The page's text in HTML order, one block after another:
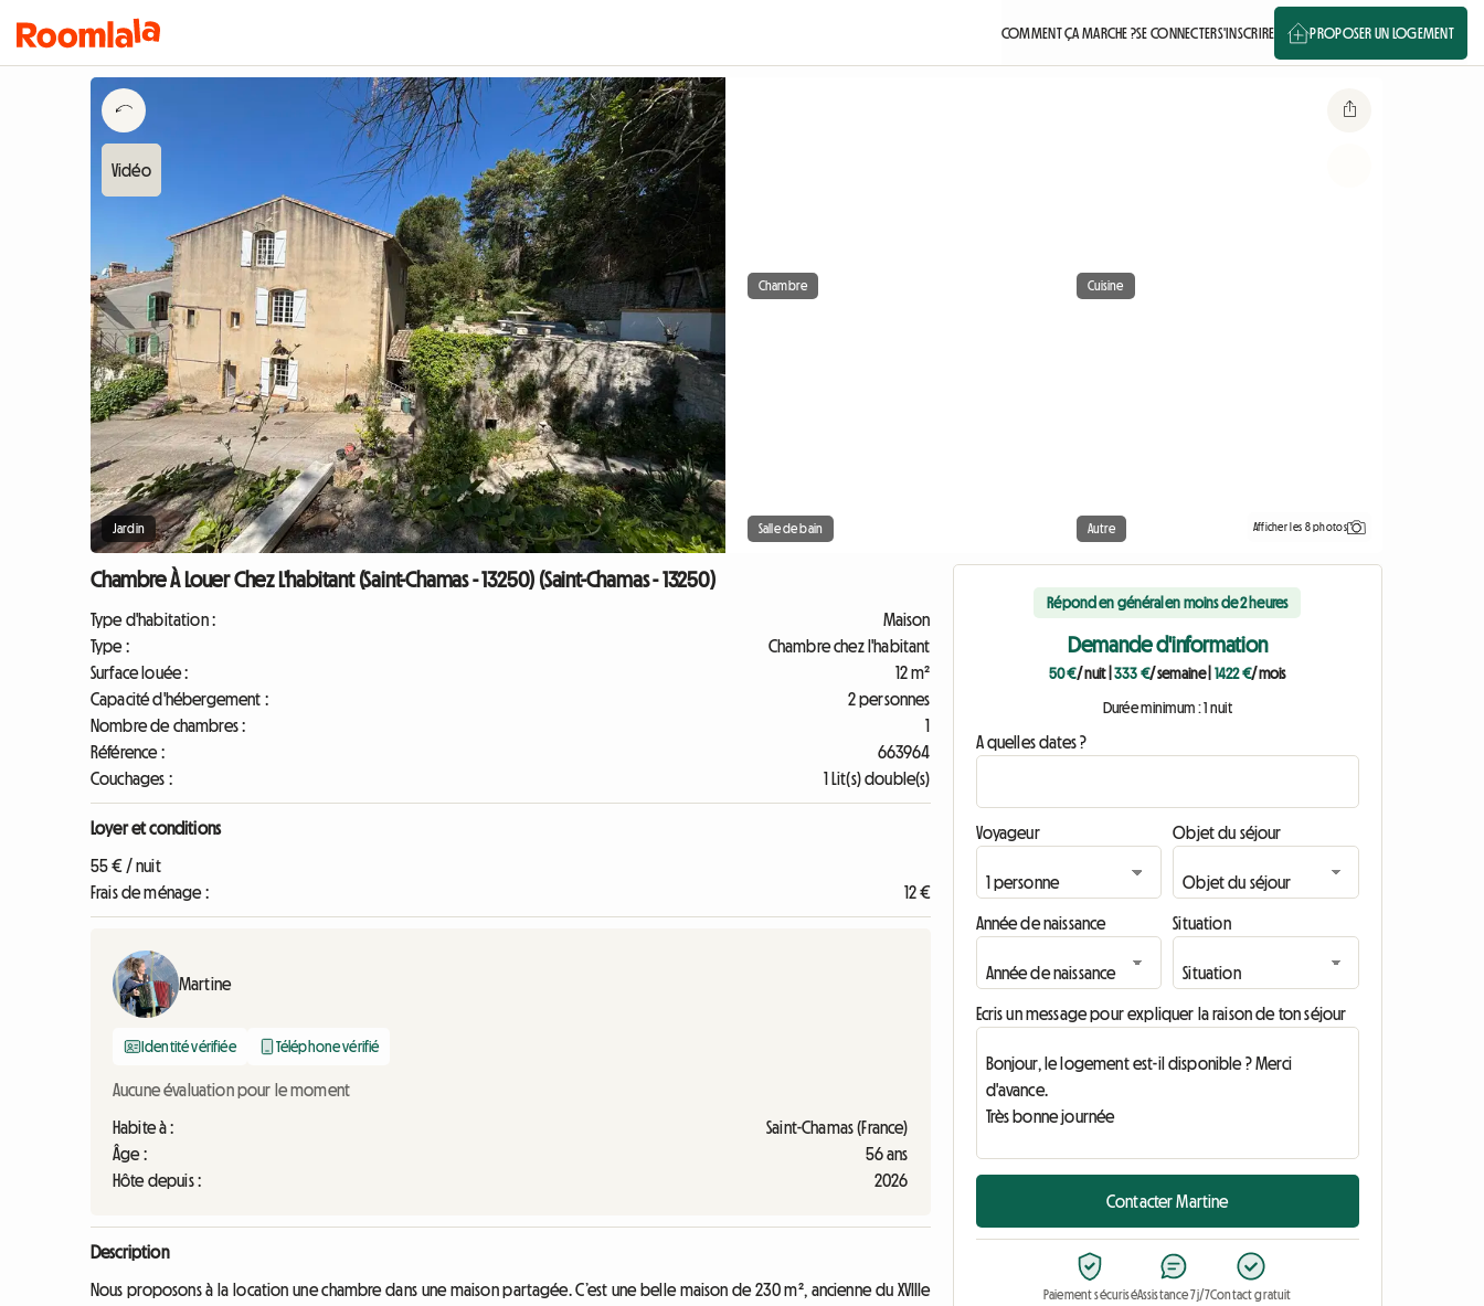
COMMENT ÇA MARCHE ?SE CONNECTERS'INSCRIRE PROPOSER UN LOGEMENT
Jardin
Chambre Cuisine
Salle de bain Autre Afficher les 8 photos
Chambre À Louer Chez L'habitant (Saint-Chamas - 13250) (Saint-Chamas - 13250)
Type d'habitation :
Maison
Type :
Chambre chez l'habitant
Surface louée :
12 m²
Capacité d'hébergement :
2 personnes
Nombre de chambres :
1
Référence :
663964
Couchages :
1 Lit(s) double(s)
Loyer et conditions
55 € / nuit
Frais de ménage :
12 €
Martine
Identité vérifiée Téléphone vérifié
Aucune évaluation pour le moment
Habite à :
Saint-Chamas (France)
Âge :
56 ans
Hôte depuis :
2026
Description
Nous proposons à la location une chambre dans une maison partagée. C’est une belle maison de 230 m², ancienne du XVIIIe
Répond en général en moins de 2 heures
Demande d'information
50 €/ nuit| 333 €/ semaine| 1422 €/ mois
Durée minimum : 1 nuit
A quelles dates ?
Voyageur Objet du séjour
Année de naissance Situation
Ecris un message pour expliquer la raison de ton séjour
Contacter Martine
Paiement sécuriséAssistance 7j/7Contact gratuit